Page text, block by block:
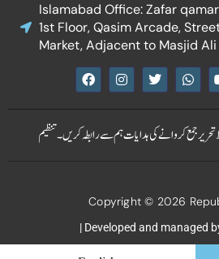
Islamabad Office: Zafar
1st Floor, Qasim Arcade,
Market, Adjacent to Masjid
F
a
e
o
I
n
t
g
T
w
t
t
e
W
h
t
s
a
تنظیمہم سے رابطہ کریں۔تحریر جمع کروانے کی ہدایات
Copyright © 2026
| Developed and managed